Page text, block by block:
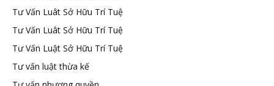
Tư Vấn Luât Sở Hữu Trí Tuệ
Tư Vấn Luât Sở Hữu Trí Tuệ
Tư Vấn Luật Sở Hữu Trí Tuệ
Tư vấn luật thừa kế